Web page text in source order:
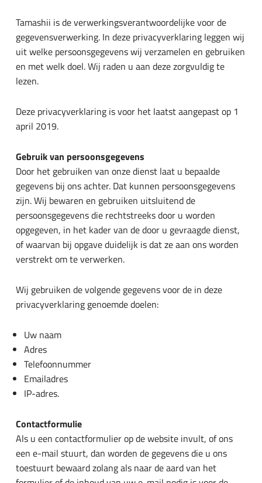
Tamashii is de verwerkingsverantwoordelijke voor de
gegevensverwerking. In deze privacyverklaring leggen wij
uit welke persoonsgegevens wij verzamelen en gebruiken
en met welk doel. Wij raden u aan deze zorgvuldig te
lezen.
Deze privacyverklaring is voor het laatst aangepast op 1
april 2019.
Gebruik van persoonsgegevens
Door het gebruiken van onze dienst laat u bepaalde
gegevens bij ons achter. Dat kunnen persoonsgegevens
zijn. Wij bewaren en gebruiken uitsluitend de
persoonsgegevens die rechtstreeks door u worden
opgegeven, in het kader van de door u gevraagde dienst,
of waarvan bij opgave duidelijk is dat ze aan ons worden
verstrekt om te verwerken.
Wij gebruiken de volgende gegevens voor de in deze
privacyverklaring genoemde doelen:
Uw naam
Adres
Telefoonnummer
Emailadres
IP-adres.
Contactformulie
Als u een contactformulier op de website invult, of ons
een e-mail stuurt, dan worden de gegevens die u ons
toestuurt bewaard zolang als naar de aard van het